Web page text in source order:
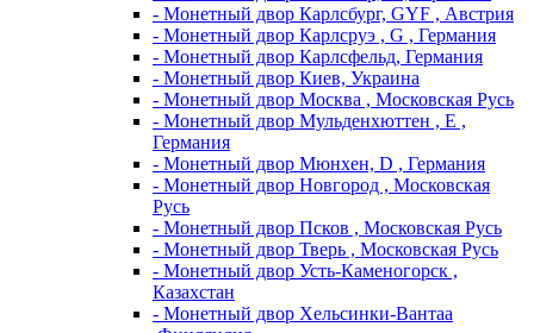
- Монетный двор Карлсбург, GYF , Австрия
- Монетный двор Карлсруэ , G , Германия
- Монетный двор Карлсфельд, Германия
- Монетный двор Киев, Украина
- Монетный двор Москва , Московская Русь
- Монетный двор Мульденхюттен , Е ,
Германия
- Монетный двор Мюнхен, D , Германия
- Монетный двор Новгород , Московская
Русь
- Монетный двор Псков , Московская Русь
- Монетный двор Тверь , Московская Русь
- Монетный двор Усть-Каменогорск ,
Казахстан
- Монетный двор Хельсинки-Вантаа